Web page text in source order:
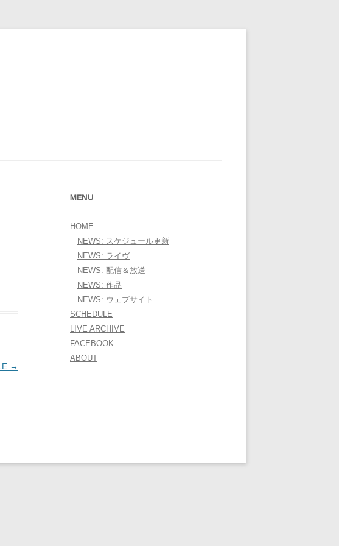
Minato THE OFFICIAL WEBSITE＞
→
MENU
HOME
NEWS: スケジュール更新
NEWS: ライヴ
NEWS: 配信＆放送
NEWS: 作品
NEWS: ウェブサイト
SCHEDULE
LIVE ARCHIVE
FACEBOOK
ABOUT